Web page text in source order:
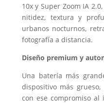
10x y Super Zoom IA
nitidez, textura y
urbanos nocturnos,
fotografía a distancia.
Diseño premium y
Una batería más
dispositivo más
con ese compromiso